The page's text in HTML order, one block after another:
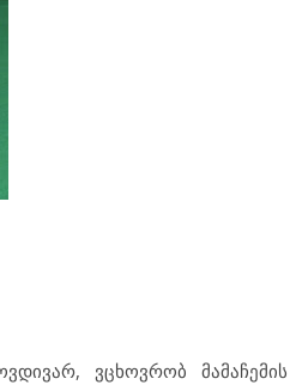
ვცხოვრობ